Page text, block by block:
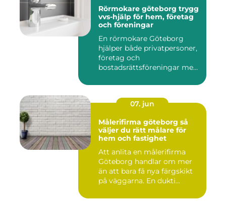
Rörmokare göteborg trygg
vvs-hjälp för hem, företag
och föreningar
En rörmokare Göteborg
hjälper både privatpersoner,
företag och
bostadsrättsföreningar med
07. jun
Målerifirma göteborg så
väljer du rätt målare för
hem och fastighet
Att anlita en målerifirma
Göteborg handlar om mer
än att bara få nya färgskikt
på väggarna. En dukti...